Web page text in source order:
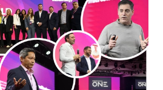
puede aportar un valor
desbloqueando
de negocio y
sostenible.
reunirá en Buenos Aires a